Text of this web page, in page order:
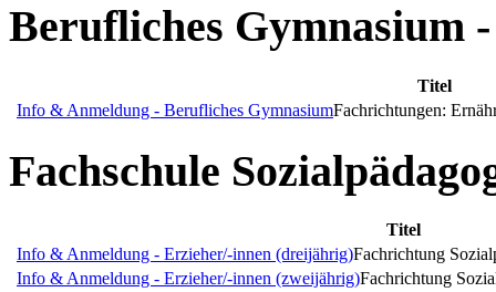
Berufliches Gymnasium
Titel
Info & Anmeldung - Berufliches GymnasiumFachrichtungen:
Fachschule
Titel
Info & Anmeldung - Erzieher/-innen (dreijährig)Fachrichtung
Info & Anmeldung - Erzieher/-innen (zweijährig)Fachrichtung